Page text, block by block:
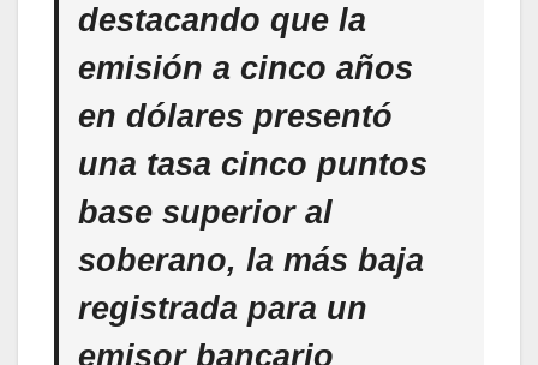
destacando que la
emisión a cinco años
en dólares presentó
una tasa cinco puntos
base superior al
soberano, la más baja
registrada para un
emisor bancario